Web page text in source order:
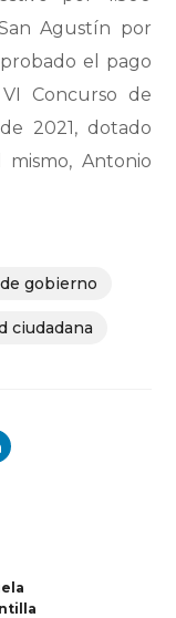
Agustín por
el pago
Concurso de
2021, dotado
Antonio
gobierno
ciudadana